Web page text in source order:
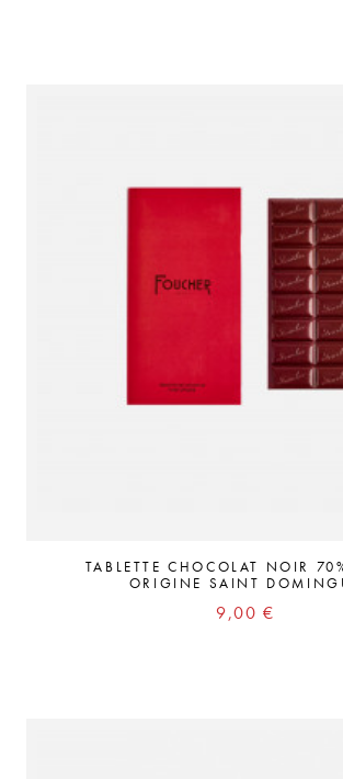
TABLETTE CHOCOLAT NOIR
ORIGINE SAINT
Prix
9,00 €